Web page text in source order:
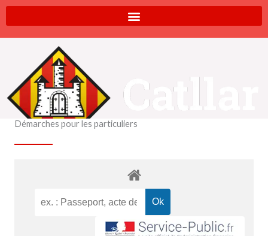
Aller
au
contenu
Démarches pour les particuliers